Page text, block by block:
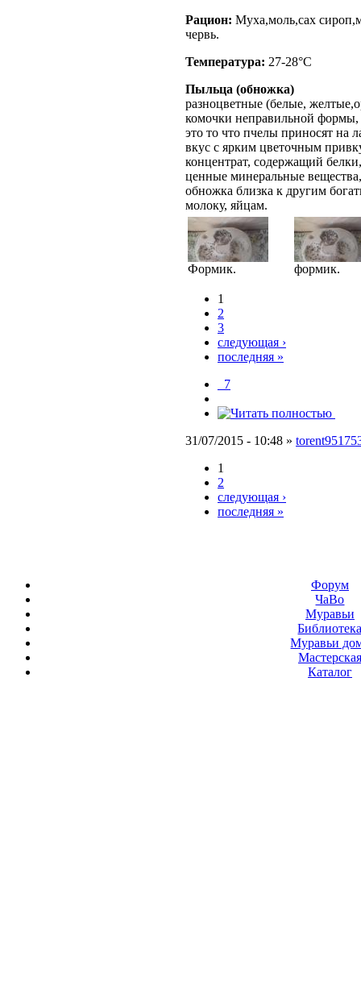
Рацион: Муха,моль,сах
червь.
Температура: 27-28°C
Пыльца (обножка)
разноцветные (белые,
комочки неправильной
это то что пчелы приносят на
вкус с ярким цветочным
концентрат, содержащий
ценные минеральные
обножка близка к другим
молоку, яйцам.
Формик. формик.
1
2
3
следующая ›
последняя »
_7
31/07/2015 - 10:48 »
1
2
следующая ›
последняя »
Форум
ЧаВо
Муравьи
Муравьи
Мастерская
Каталог